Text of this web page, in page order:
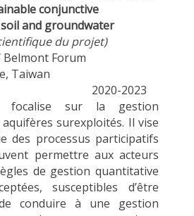
conjunctive
and groundwater
du projet)
Belmont Forum
Taiwan
2020-2023
sur la gestion
surexploités. Il vise
des processus participatifs
permettre aux acteurs
de gestion quantitative
susceptibles d’être
conduire à une gestion